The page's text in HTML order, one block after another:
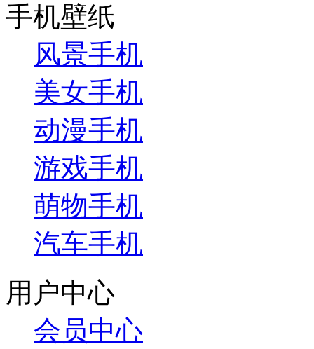
手机壁纸
风景手机
美女手机
动漫手机
游戏手机
萌物手机
汽车手机
用户中心
会员中心